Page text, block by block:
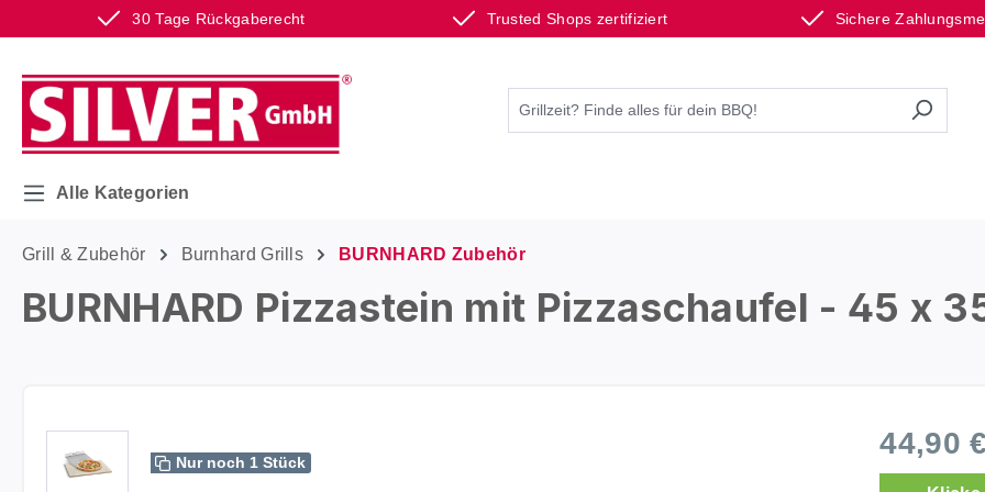
30 Tage Rückgaberecht Trusted Shops zertifiziert Sichere
Hauptinhalt springen
Zur Suche springen
Zur Hauptnavigation springen
Alle Kategorien
Grill & Zubehör Burnhard Grills BURNHARD Zubehör
BURNHARD Pizzastein mit Pizzaschaufel - 45 x
Nur noch 1 Stück
44,90